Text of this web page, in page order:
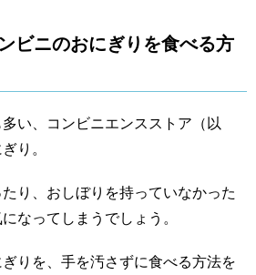
ビニのおにぎりを食べる方
い、コンビニエンスストア（以
り。
り、おしぼりを持っていなかった
なってしまうでしょう。
りを、手を汚さずに食べる方法を